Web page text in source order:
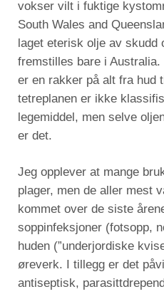
vokser vilt i fuktige
South Wales and
laget eterisk olje av skudd
fremstilles bare i
er en rakker på alt fra hud
tetreplanen er ikke
legemiddel, men selve
er det.
Jeg opplever at mange
plager, men de aller mest
kommet over de siste
soppinfeksjoner (fotsopp,
huden (”underjordiske
øreverk. I tillegg er det
antiseptisk,